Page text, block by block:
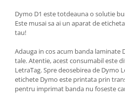
Dymo D1 este totdeauna o solutie
Este musai sa ai un aparat de
tau!
Adauga in cos acum banda laminate
tale. Atentie, acest consumabil este
LetraTag. Spre deosebirea de Dymo
etichete Dymo este printata prin
pentru imprimat banda nu foseste